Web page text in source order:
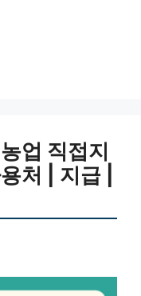
업 직접지
처 | 지급 |